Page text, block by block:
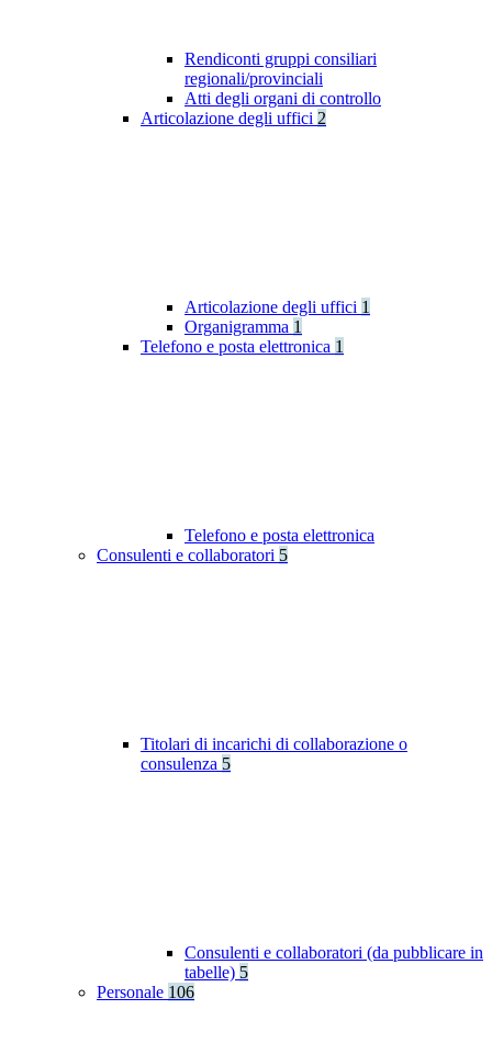
Rendiconti gruppi consiliari
regionali/provinciali
Atti degli organi di controllo
Articolazione degli uffici 2
Articolazione degli uffici 1
Organigramma 1
Telefono e posta elettronica 1
Telefono e posta elettronica
Consulenti e collaboratori 5
Titolari di incarichi di collaborazione o
consulenza 5
Consulenti e collaboratori (da pubblicare in
tabelle) 5
Personale 106